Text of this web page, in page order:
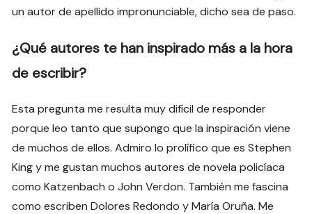
un autor de apellido impronunciable, dicho sea de paso.
¿Qué autores te han inspirado más a la hora
de escribir?
Esta pregunta me resulta muy difícil de responder
porque leo tanto que supongo que la inspiración viene
de muchos de ellos. Admiro lo prolífico que es Stephen
King y me gustan muchos autores de novela policíaca
como Katzenbach o John Verdon. También me fascina
como escriben Dolores Redondo y María Oruña. Me